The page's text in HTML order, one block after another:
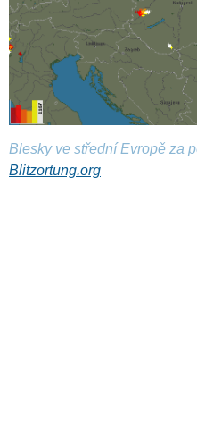
Blesky ve střední Evropě za
Blitzortung.org